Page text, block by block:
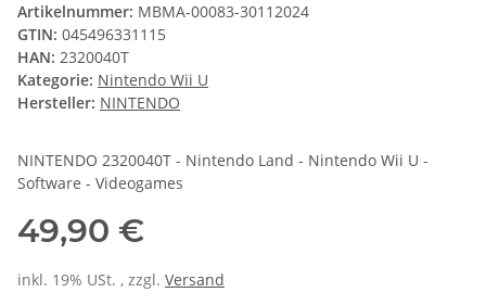
Artikelnummer: MBMA-00083-30112024
GTIN: 045496331115
HAN: 2320040T
Kategorie: Nintendo Wii U
Hersteller: NINTENDO
NINTENDO 2320040T - Nintendo Land - Nintendo Wii U -
Software - Videogames
49,90 €
inkl. 19% USt. , zzgl. Versand